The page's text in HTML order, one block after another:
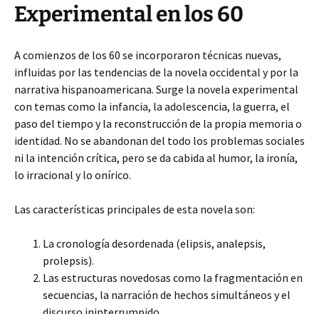
Experimental en los 60
A comienzos de los 60 se incorporaron técnicas nuevas,
influidas por las tendencias de la novela occidental y por la
narrativa hispanoamericana. Surge la novela experimental
con temas como la infancia, la adolescencia, la guerra, el
paso del tiempo y la reconstrucción de la propia memoria o
identidad. No se abandonan del todo los problemas sociales
ni la intención crítica, pero se da cabida al humor, la ironía,
lo irracional y lo onírico.
Las características principales de esta novela son:
La cronología desordenada (elipsis, analepsis,
prolepsis).
Las estructuras novedosas como la fragmentación en
secuencias, la narración de hechos simultáneos y el